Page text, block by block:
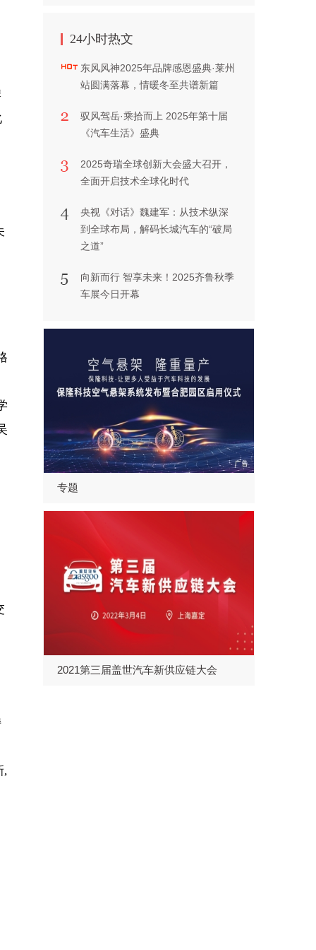
,
24小时热文
东风风神2025年品牌感恩盛典·莱州
站圆满落幕，情暖冬至共谱新篇
驭风驾岳·乘拾而上 2025年第十届
《汽车生活》盛典
2025奇瑞全球创新大会盛大召开，
全面开启技术全球化时代
央视《对话》魏建军：从技术纵深
到全球布局，解码长城汽车的“破局
之道”
向新而行 智享未来！2025齐鲁秋季
车展今日开幕
专题
2021第三届盖世汽车新供应链大会